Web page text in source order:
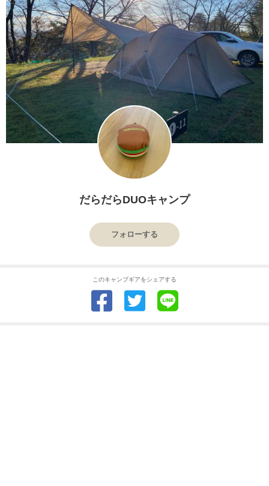
だらだらDUOキャンプ
フォローする
このキャンプギアをシェアする